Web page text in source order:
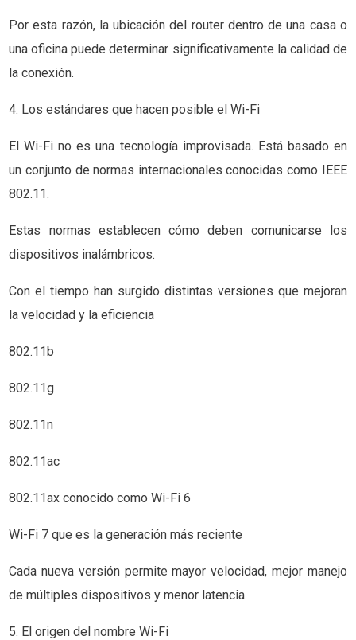
Por esta razón, la ubicación del router dentro de una casa o
una oficina puede determinar significativamente la calidad de
la conexión.
4. Los estándares que hacen posible el Wi-Fi
El Wi-Fi no es una tecnología improvisada. Está basado en
un conjunto de normas internacionales conocidas como IEEE
802.11.
Estas normas establecen cómo deben comunicarse los
dispositivos inalámbricos.
Con el tiempo han surgido distintas versiones que mejoran
la velocidad y la eficiencia
802.11b
802.11g
802.11n
802.11ac
802.11ax conocido como Wi-Fi 6
Wi-Fi 7 que es la generación más reciente
Cada nueva versión permite mayor velocidad, mejor manejo
de múltiples dispositivos y menor latencia.
5. El origen del nombre Wi-Fi